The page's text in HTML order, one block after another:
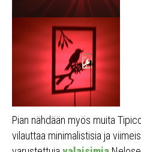
Pian nähdään myös muita
vilauttaa minimalistisia ja